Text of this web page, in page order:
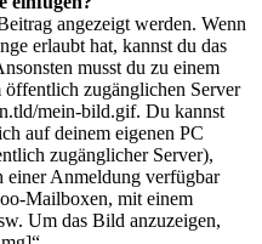
angezeigt werden. Wenn
erlaubt hat, kannst du das
musst du zu einem
zugänglichen Server
mein-bild.gif. Du kannst
auf deinem eigenen PC
zugänglicher Server),
einer Anmeldung verfügbar
Mailboxen, mit einem
Um das Bild anzuzeigen,